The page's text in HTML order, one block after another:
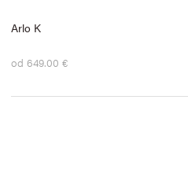
Arlo K
od 649.00 €